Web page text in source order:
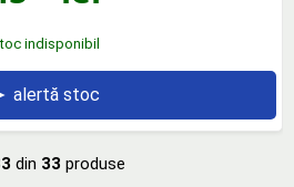
indisponibil
alertă stoc
din 33 produse